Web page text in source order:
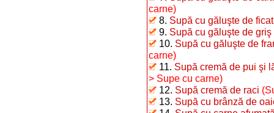
carne)
8. Supă cu găluşte de ficat
9. Supă cu găluşte de griş
10. Supă cu găluşte de
carne)
11. Supă cremă de pui şi
> Supe cu carne)
12. Supă cremă de raci
13. Supă cu brânză de